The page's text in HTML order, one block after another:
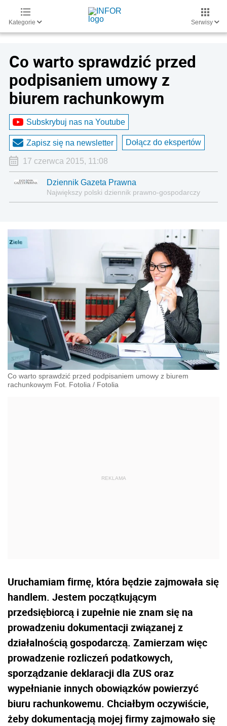
Kategorie Serwisy
Co warto sprawdzić przed
podpisaniem umowy z
biurem rachunkowym
Subskrybuj nas na Youtube
Zapisz się na newsletter Dołącz do ekspertów
17 czerwca 2015, 11:08
Dziennik Gazeta Prawna
Największy polski dziennik prawno-gospodarczy
Co warto sprawdzić przed podpisaniem umowy z biurem
rachunkowym Fot. Fotolia / Fotolia
Uruchamiam firmę, która będzie zajmowała się
handlem. Jestem początkującym
przedsiębiorcą i zupełnie nie znam się na
prowadzeniu dokumentacji związanej z
działalnością gospodarczą. Zamierzam więc
prowadzenie rozliczeń podatkowych,
sporządzanie deklaracji dla ZUS oraz
wypełnianie innych obowiązków powierzyć
biuru rachunkowemu. Chciałbym oczywiście,
żeby dokumentacją mojej firmy zajmowało się